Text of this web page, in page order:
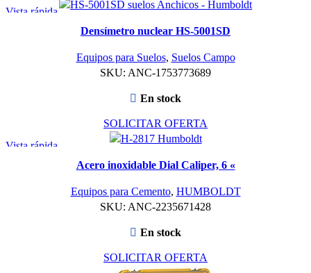
Vista rápida
Densímetro nuclear HS-5001SD
Equipos para Suelos, Suelos Campo
SKU: ANC-1753773689
En stock
SOLICITAR OFERTA
Vista rápida
Acero inoxidable Dial Caliper, 6 «
Equipos para Cemento, HUMBOLDT
SKU: ANC-2235671428
En stock
SOLICITAR OFERTA